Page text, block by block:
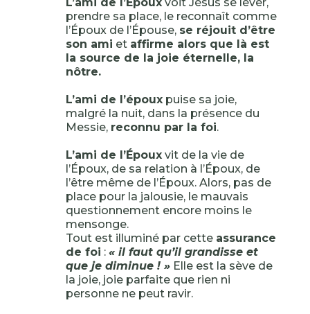
prendre sa place, le reconnaît comme
l’Époux de l’Épouse, se réjouit d’être
son ami et affirme alors que là est
la source de la joie éternelle, la
nôtre.
L’ami de l’épouxpuise sa joie,
malgré la nuit, dans la présence du
Messie, reconnu par la foi.
L’ami de l’Épouxvit de la vie de
l’Époux, de sa relation à l’Époux, de
l’être même de l’Époux. Alors, pas de
place pour la jalousie, le mauvais
questionnement encore moins le
mensonge.
Tout est illuminé par cette assurance
de foi : « il faut qu’il grandisse et
que je diminue ! »Elle est la sève de
la joie, joie parfaite que rien ni
personne ne peut ravir.